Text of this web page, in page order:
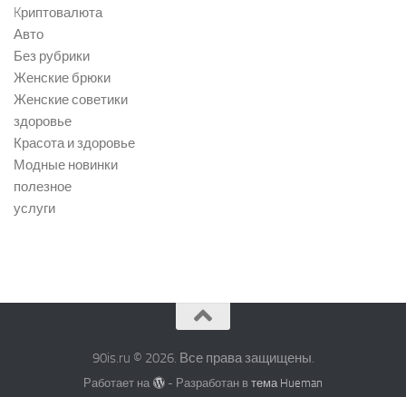
Kриптовалюта
Авто
Без рубрики
Женские брюки
Женские советики
здоровье
Красота и здоровье
Модные новинки
полезное
услуги
90is.ru © 2026. Все права защищены.
Работает на - Разработан в тема Hueman